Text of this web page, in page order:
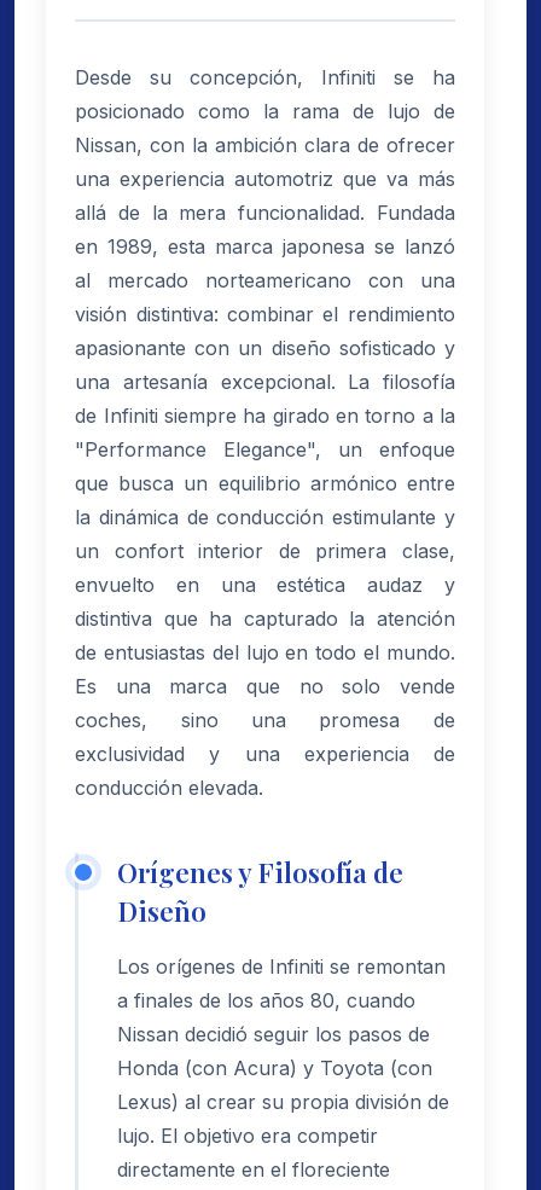
Desde su concepción, Infiniti se ha
posicionado como la rama de lujo de
Nissan, con la ambición clara de ofrecer
una experiencia automotriz que va más
allá de la mera funcionalidad. Fundada
en 1989, esta marca japonesa se lanzó
al mercado norteamericano con una
visión distintiva: combinar el rendimiento
apasionante con un diseño sofisticado y
una artesanía excepcional. La filosofía
de Infiniti siempre ha girado en torno a la
"Performance Elegance", un enfoque
que busca un equilibrio armónico entre
la dinámica de conducción estimulante y
un confort interior de primera clase,
envuelto en una estética audaz y
distintiva que ha capturado la atención
de entusiastas del lujo en todo el mundo.
Es una marca que no solo vende
coches, sino una promesa de
exclusividad y una experiencia de
conducción elevada.
Orígenes y Filosofía de
Diseño
Los orígenes de Infiniti se remontan
a finales de los años 80, cuando
Nissan decidió seguir los pasos de
Honda (con Acura) y Toyota (con
Lexus) al crear su propia división de
lujo. El objetivo era competir
directamente en el floreciente